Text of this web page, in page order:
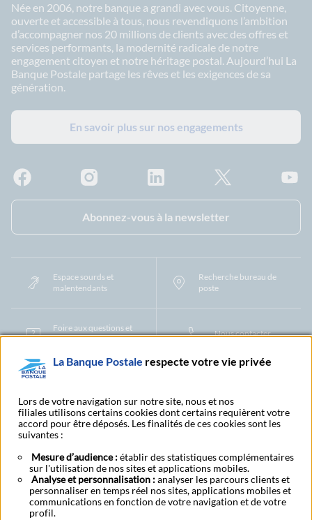
Née en 2006, notre banque a grandi avec vous. Citoyenne,
ouverte et accessible à tous, nous revendiquons l’ambition
d’accompagner nos 20 millions de clients avec des offres et
services performants, la modernité radicale de notre
engagement citoyen et notre héritage postal. Aujourd’hui La
Banque Postale partage les rêves et les exigences de sa
génération.
En savoir plus sur nos engagements
Abonnez-vous à la newsletter
Espace sourds et
malentendants
Recherche bureau de
poste
Foire aux questions et
centre d'aide
Nous contacter
Protection des Données à Caractère PersonnelFiliales et partenaires
CookiesGestion des cookiesActualiser vos informations
Contestation et réclamation Coordonnées Centres Financiers
Alertes fraudes et points de vigilance Actualités réglementaires CGU
Aide navigateur et systèmes d'exploitation
Vider le cache de votre navigateurLexique Aide et accessibilité
Accessibilité – Partiellement conforme Espace candidature
BFI - Banque de Financement et d'Investissement
La Banque Postale respecte votre vie privée
Lors de votre navigation sur notre site, nous et nos
filiales utilisons certains cookies dont certains requièrent votre
accord pour être déposés. Les finalités de ces cookies sont les
suivantes :
Mesure d’audience :établir des statistiques complémentaires
sur l'utilisation de nos sites et applications mobiles.
Analyse et personnalisation :analyser les parcours clients et
personnaliser en temps réel nos sites, applications mobiles et
communications en fonction de votre navigation et de votre
profil.